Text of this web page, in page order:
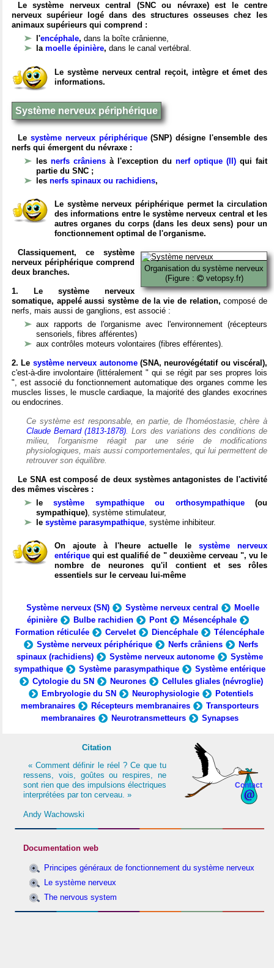
Le système nerveux central (SNC ou névraxe) est le centre
nerveux supérieur logé dans des structures osseuses chez les
animaux supérieurs qui comprend :
l'encéphale, dans la boîte crânienne,
la moelle épinière, dans le canal vertébral.
Le système nerveux central reçoit, intègre et émet des
informations.
Système nerveux périphérique
Le système nerveux périphérique(SNP) désigne l'ensemble des
nerfs qui émergent du névraxe :
les nerfs crâniens à l'exception du nerf optique (II) qui fait
partie du SNC ;
les nerfs spinaux ou rachidiens,
Le système nerveux périphérique permet la circulation
des informations entre le système nerveux central et les
autres organes du corps (dans les deux sens) pour un
fonctionnement optimal de l'organisme.
Organisation du système nerveux
(Figure :
vetopsy.fr)
Classiquement, ce système
nerveux périphérique comprend
deux branches.
1. Le système nerveux
somatique, appelé aussi système de la vie de relation, composé de
nerfs, mais aussi de ganglions, est associé :
aux rapports de l'organisme avec l'environnement (récepteurs
sensoriels, fibres afférentes)
aux contrôles moteurs volontaires (fibres efférentes).
2. Le système nerveux autonome(SNA, neurovégétatif ou viscéral),
c'est-à-dire involontaire (littéralement " qui se régit par ses propres lois
", est associé du fonctionnement automatique des organes comme les
muscles lisses, le muscle cardiaque, la majorité des glandes exocrines
ou endocrines.
Ce système est responsable, en partie, de l'homéostasie, chère à
Claude Bernard (1813-1878). Lors des variations des conditions de
milieu, l'organisme réagit par une série de modifications
physiologiques, mais aussi comportementales, qui lui permettent de
retrouver son équilibre.
Le SNA est composé de deux systèmes antagonistes de l'activité
des mêmes viscères :
lesystème sympathique ou orthosympathique(ou
sympathique), système stimulateur,
le système parasympathique, système inhibiteur.
On ajoute à l'heure actuelle le système nerveux
entérique qui est qualifié de " deuxième cerveau ", vu le
nombre de neurones qu'il contient et ses rôles
essentiels sur le cerveau lui-même
Système nerveux (SN) Système nerveux central
Moelle
épinière
Bulbe rachidien Pont
Mésencéphale
Formation réticulée
Cervelet Diencéphale
Télencéphale
Système nerveux périphérique
Nerfs crâniens
Nerfs
spinaux (rachidiens)
Système nerveux autonome
Système
sympathique
Système parasympathique
Système entérique
Cytologie du SN
Neurones
Cellules gliales (névroglie)
Embryologie du SN
Neurophysiologie
Potentiels
membranaires
Récepteurs membranaires
Transporteurs
membranaires
Neurotransmetteurs Synapses
Contact
Citation
« Comment définir le réel ? Ce que tu
ressens, vois, goûtes ou respires, ne
sont rien que des impulsions électriques
interprétées par ton cerveau. »
Andy Wachowski
Documentation web
Principes généraux de fonctionnement du système nerveux
Le système nerveux
The nervous system